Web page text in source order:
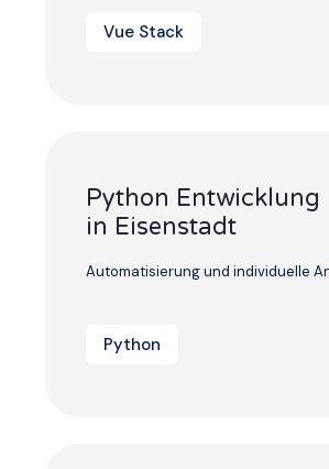
Vue Stack
Python Entwicklung
in Eisenstadt
Automatisierung und individuelle
Python